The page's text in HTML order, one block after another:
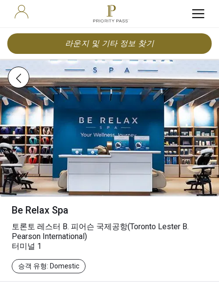
라운지 및 기타 정보 찾기
Be Relax Spa
토론토 레스터 B. 피어슨 국제공항(Toronto Lester B.
Pearson International)
터미널 1
승객 유형: Domestic